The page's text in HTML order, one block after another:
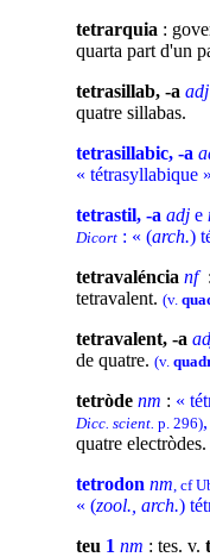
tetrarquia :
quarta part d'un
tetrasillab, -a adj
quatre sillabas.
tetrasillabic, -a
« tétrasyllabique »
tetrastil, -a adj e
Dicort : « (arch.)
tetravaléncia nf
tetravalent. (v.
tetravalent, -a
de quatre. (v.
tetròde nm : «
Dicc. scient. p. 296),
quatre electròdes.
tetrodon nm, cf
« (zool., arch.)
teu 1 nm : tes. v.